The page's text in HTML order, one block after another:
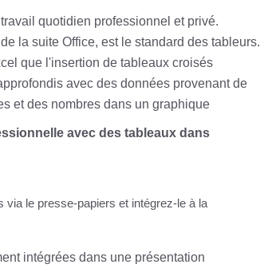
quotidien professionnel et privé.
la suite Office, est le standard des tableurs.
que l'insertion de tableaux croisés
avec des données provenant de
et des nombres dans un graphique
avec des tableaux dans
le presse-papiers et intégrez-le à la
intégrées dans une présentation